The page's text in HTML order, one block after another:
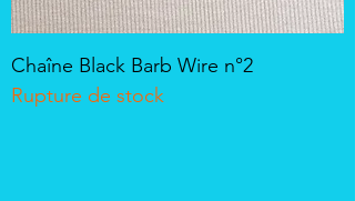
Chaîne Black Barb Wire n°2
Rupture de stock